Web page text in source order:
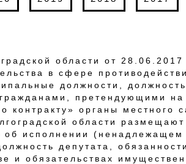
области от
в сфере
должности,
претендующими
контракту» органы местного
области
исполнении (ненадлежащем
депутата,
и обязательствах